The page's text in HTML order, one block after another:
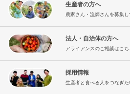
生産者の方へ
農家さん・漁師さんを募集し
法人・自治体の方へ
アライアンスのご相談はこち
採用情報
生産者と食べる人をつなぎた